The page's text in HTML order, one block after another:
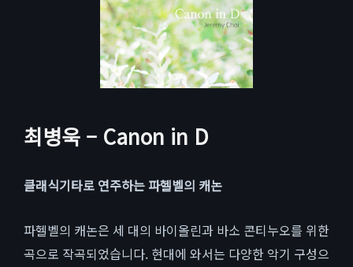
최병욱 – Canon in D
클래식기타로 연주하는 파헬벨의 캐논
파헬벨의 캐논은 세 대의 바이올린과 바소 콘티누오를 위한
곡으로 작곡되었습니다. 현대에 와서는 다양한 악기 구성으